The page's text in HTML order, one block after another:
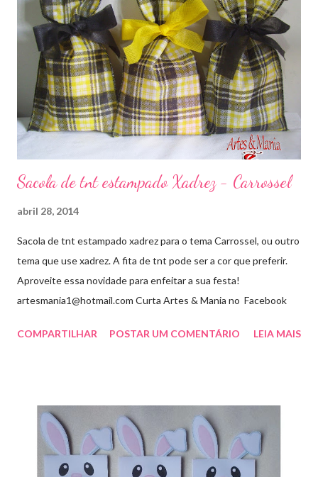
Sacola de tnt estampado Xadrez - Carrossel
abril 28, 2014
Sacola de tnt estampado xadrez para o tema Carrossel, ou outro
tema que use xadrez. A fita de tnt pode ser a cor que preferir.
Aproveite essa novidade para enfeitar a sua festa!
artesmania1@hotmail.com Curta Artes & Mania no Facebook
COMPARTILHAR POSTAR UM COMENTÁRIO LEIA MAIS